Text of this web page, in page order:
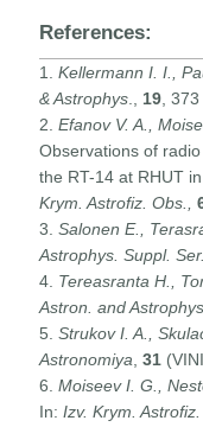
References:
1.Kellermann I. I.,
& Astrophys
19 ,
2.Efanov V. A.,
Observations of
the RT-14 at RHUT
Krym. Astrofiz. Obs.,
3.Salonen E.,
Astrophys. Suppl. Ser.
4. Tereasranta H.,
Astron. and
5.Strukov I. A.,
Astronomiya ,31
6.Moiseev I. G.,
In:Izv. Krym. Astrofiz.